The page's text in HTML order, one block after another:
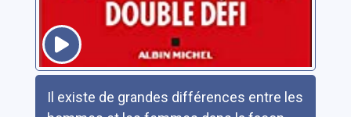
Il existe de grandes différences entre les